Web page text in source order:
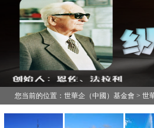
您当前的位置：世華企（中國）基金會 > 世